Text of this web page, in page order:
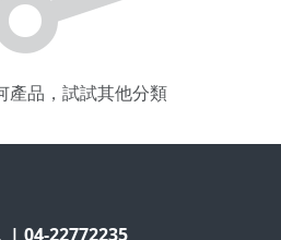
產品，試試其他分類
| 04-22772235